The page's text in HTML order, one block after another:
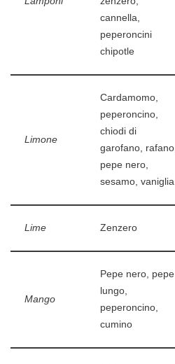
cannella,
peperoncini
chipotle
Limone
Cardamomo,
peperoncino,
chiodi di
garofano, rafano,
pepe nero,
sesamo, vaniglia
Lime Zenzero
Mango
Pepe nero, pepe
lungo,
peperoncino,
cumino